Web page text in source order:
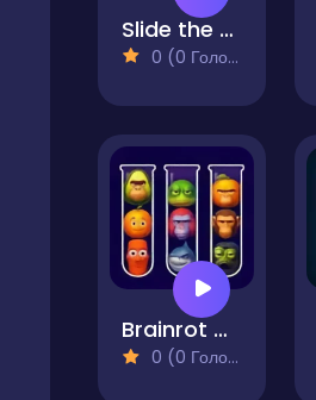
Slide the Ball
0 (0 Голосів)
Brainrot Mind Puzzle Sort Challenge
0 (0 Голосів)